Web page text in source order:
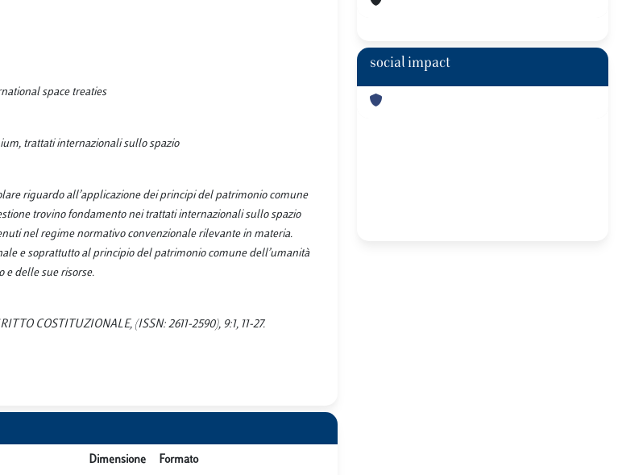
space treaties
trattati internazionali sullo spazio
riguardo all’applicazione dei principi del patrimonio comune
trovino fondamento nei trattati internazionali sullo spazio
nel regime normativo convenzionale rilevante in materia.
e soprattutto al principio del patrimonio comune dell’umanità
e delle sue risorse.
COSTITUZIONALE, (ISSN: 2611-2590), 9:1, 11-27.
Dimensione Formato
social impact